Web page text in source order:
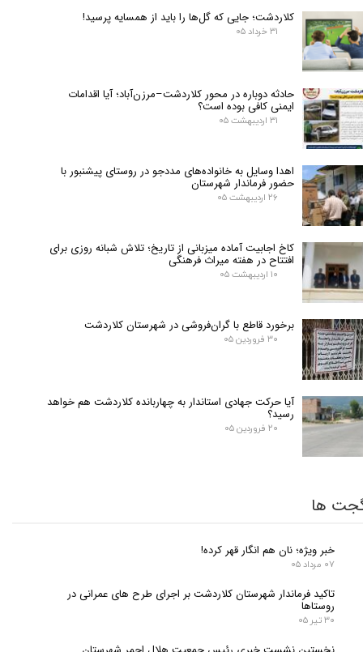
کلاردشت؛ جایی که گل‌ها را باید از همسایه پرسید!
۳۱ خرداد ۰۵
حادثه دوباره در محور کلاردشت–مرزن‌آباد؛ آیا اقدامات
ایمنی کافی بوده است؟
۳۱ اردیبهشت ۰۵
اهدا وسایل به خانواده‌های مددجو در روستای پیشنبور با
حضور فرماندار شهرستان
۲۶ اردیبهشت ۰۵
کاخ اجابیت آماده میزبانی از تاریخ؛ تلاش شبانه روزی برای
افتتاح در هفته میراث فرهنگی
۱۰ اردیبهشت ۰۵
برخورد قاطع با گران‌فروشی در شهرستان کلاردشت
۳۰ فروردین ۰۵
آیا حرکت جهادی استاندار به چهاربانده کلاردشت هم خواهد
رسید؟
۲۰ فروردین ۰۵
ها
خبر ویژه؛ نان هم انگار قهر کرده!
۰۷ مرداد ۰۵
تاکید فرماندار شهرستان کلاردشت بر اجرای طرح های عمرانی در
روستاها
۳۰ تیر ۰۵